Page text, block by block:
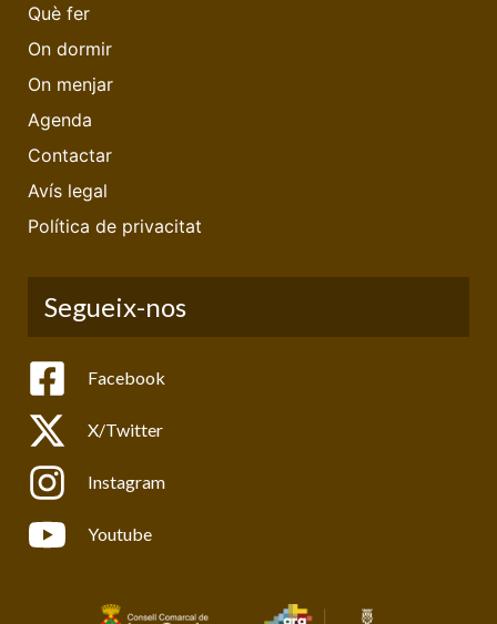
Què fer
On dormir
On menjar
Agenda
Contactar
Avís legal
Política de privacitat
Segueix-nos
Facebook
X/Twitter
Instagram
Youtube